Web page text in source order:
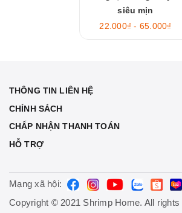
siêu mịn
22.000₫ - 65.000₫
THÔNG TIN LIÊN HỆ
CHÍNH SÁCH
CHẤP NHẬN THANH TOÁN
HỖ TRỢ
Mạng xã hội:
Copyright © 2021 Shrimp Home. All rights